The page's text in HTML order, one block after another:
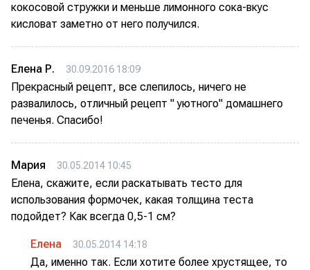
кокосовой стружки и меньше лимонного сока-вкус
кисловат заметно от него получился.
Елена Р. 30.09.2016 18:09
Прекрасный рецепт, все слепилось, ничего не
развалилось, отличный рецепт " уютного" домашнего
печенья. Спасибо!
Мария 30.05.2014 10:45
Елена, скажите, если раскатывать тесто для
использования формочек, какая толщина теста
подойдет? Как всегда 0,5-1 см?
Елена 30.05.2014 14:18
Да, именно так. Если хотите более хрустящее, то